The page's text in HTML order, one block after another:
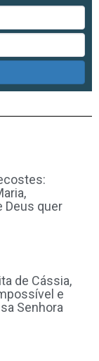
Deus quer
de Cássia,
e
Senhora